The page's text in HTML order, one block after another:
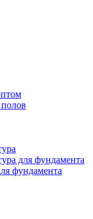
для фундамента
фундамента